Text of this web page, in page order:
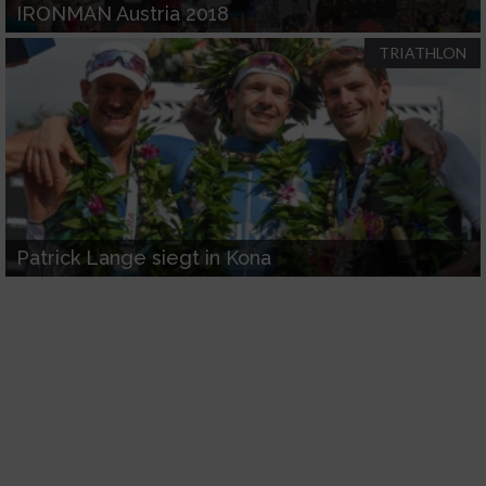
IRONMAN Austria 2018
TRIATHLON
Patrick Lange siegt in Kona
Werbung